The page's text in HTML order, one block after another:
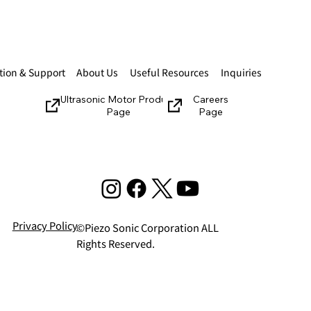
& Support About Us Useful Resources Inquiries
Ultrasonic Motor Product
Page
Careers
Page
Privacy Policy©Piezo Sonic Corporation ALL
Rights Reserved.